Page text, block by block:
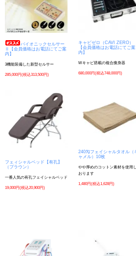
バイオニックセルサー
Ⅱ【会員価格はお電話にてご案
内】
3機能装備した新型セルサー
285,000円(税込313,500円)
キャビゼロ（CAVI ZERO）
【会員価格はお電話にてご案
内】
Wキャビ搭載の複合痩身器
680,000円(税込748,000円)
フェィシャルベッド【有孔】
（ブラウン）
一番人気の有孔フェイシャルベッド
19,000円(税込20,900円)
240匁フェイシャルタオル（
ャメル）10枚
やや厚めのコットン素材を使用
おります
1,480円(税込1,628円)